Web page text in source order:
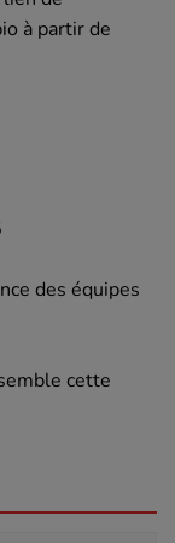
à partir de
des équipes
cette